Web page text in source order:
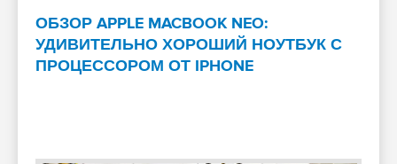
ОБЗОР APPLE MACBOOK NEO:
УДИВИТЕЛЬНО ХОРОШИЙ НОУТБУК С
ПРОЦЕССОРОМ ОТ IPHONE